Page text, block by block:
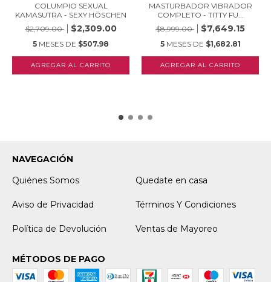
COLUMPIO SEXUAL
KAMASUTRA - SEXY HÖSCHEN
$2,709.00
$2,309.00
5 MESES DE $507.98
MASTURBADOR VIBRADOR
COMPLETO - TITTY FU...
$8,999.00
$7,649.15
5 MESES DE $1,682.81
NAVEGACIÓN
Quiénes Somos
Quedate en casa
Aviso de Privacidad Términos Y Condiciones
Política de Devolución Ventas de Mayoreo
MÉTODOS DE PAGO